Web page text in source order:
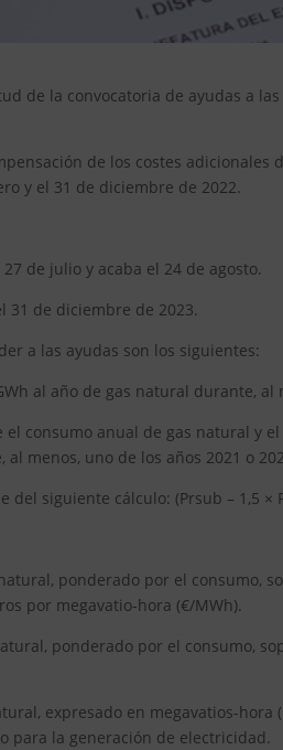
de la convocatoria de ayudas a
de los costes
y el 31 de diciembre de 2022.
de julio y acaba el 24 de agosto.
31 de diciembre de 2023.
a las ayudas son los siguientes:
al año de gas natural durante, al
consumo anual de gas natural y
menos, uno de los años 2021 o
del siguiente cálculo: (Prsub – 1,5 ×
ponderado por el consumo,
por megavatio-hora (€/MWh).
ponderado por el consumo,
expresado en megavatios-
para la generación de electricidad.